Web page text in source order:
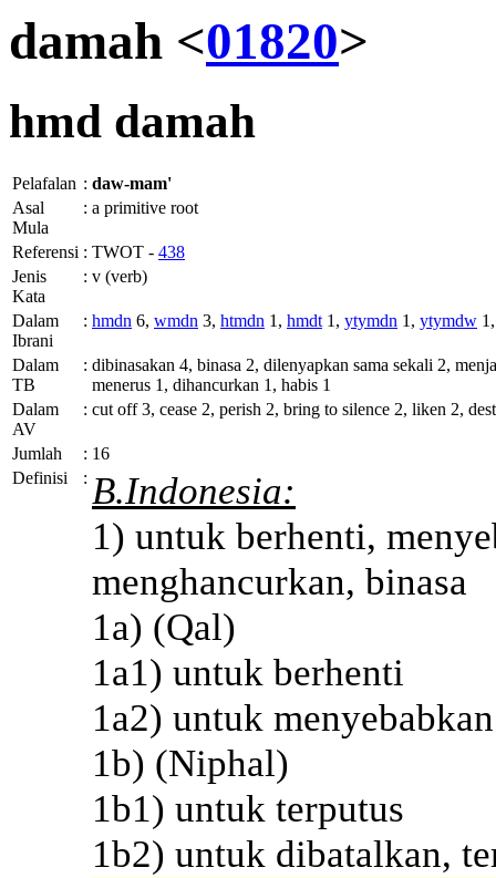
damah <01820>
hmd damah
Pelafalan : daw-mam'
Asal
Mula
: a primitive root
Referensi : TWOT - 438
Jenis
Kata
: v (verb)
Dalam
Ibrani
: hmdn 6, wmdn 3, htmdn 1, hmdt 1, ytymdn 1, ytymdw
Dalam
TB
: dibinasakan 4, binasa 2, dilenyapkan sama sekali 2,
menerus 1, dihancurkan 1, habis 1
Dalam
AV
: cut off 3, cease 2, perish 2, bring to silence 2, liken 2,
Jumlah : 16
Definisi
: B.Indonesia:
1) untuk berhenti,
menghancurkan, binasa
1a) (Qal)
1a1) untuk berhenti
1a2) untuk
1b) (Niphal)
1b1) untuk terputus
1b2) untuk dibatalkan,